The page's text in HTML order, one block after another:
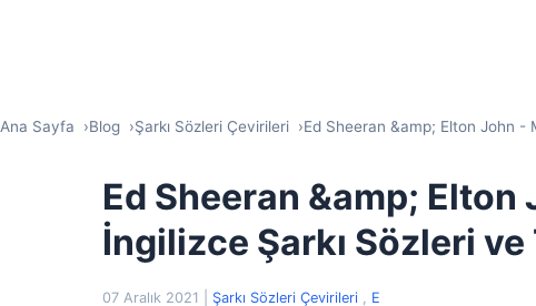
Ana Sayfa Blog Şarkı Sözleri Çevirileri Ed Sheeran &amp; Elton John -
Ed Sheeran &amp;
İngilizce Şarkı Sözleri
07 Aralık 2021 Şarkı Sözleri Çevirileri , E